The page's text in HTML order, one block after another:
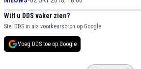
Wilt u DDS vaker zien?
Stel DDS in als voorkeursbron op Google.
Voeg DDS toe op Google